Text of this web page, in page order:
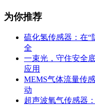
为你推荐
硫化氢传感器：在“
全
一束光，守住安全
应用
MEMS气体流量传
动
超声波氧气传感器